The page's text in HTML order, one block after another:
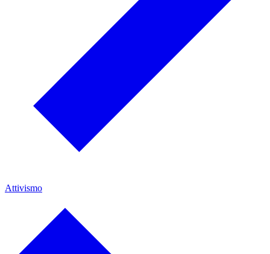
Attivismo